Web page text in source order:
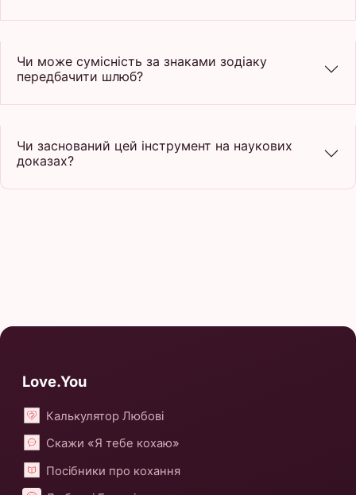
Чи може сумісність за знаками зодіаку
передбачити шлюб?
Чи заснований цей інструмент на наукових
доказах?
Love.You
Калькулятор Любові
Скажи «Я тебе кохаю»
Посібники про кохання